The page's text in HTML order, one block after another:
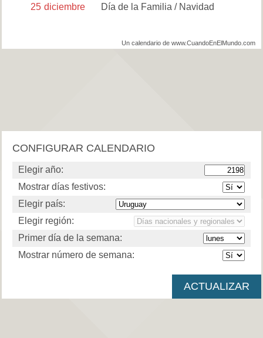
25 diciembre Día de la Familia / Navidad
Un calendario de www.CuandoEnElMundo.com
CONFIGURAR CALENDARIO
Elegir año:
Mostrar días festivos:
Elegir país:
Elegir región:
Primer día de la semana:
Mostrar número de semana: